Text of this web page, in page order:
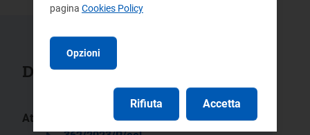
Documenti collegati
Atti:
pagina Cookies Policy
Opzioni
Rifiuta Accetta